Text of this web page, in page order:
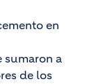
en
sumaron a
de los